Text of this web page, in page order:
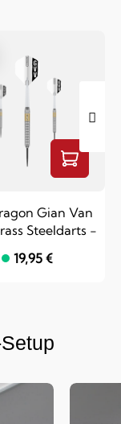
Gian Van
Steeldarts -
19,95 €